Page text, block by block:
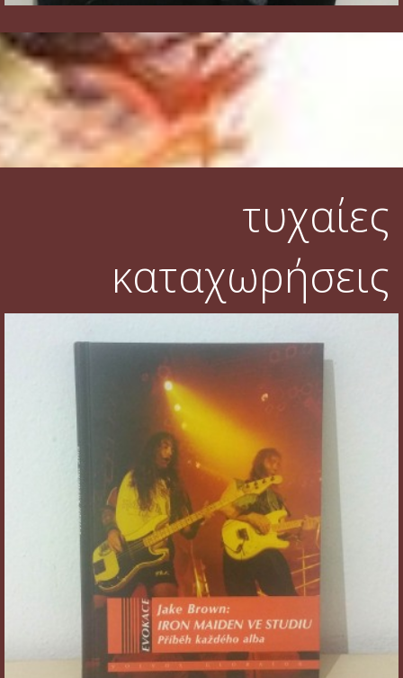
τυχαίες
καταχωρήσεις